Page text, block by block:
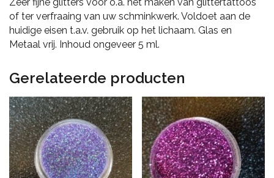
of ter verfraaing van uw schminkwerk. Voldoet aan de
huidige eisen t.a.v. gebruik op het lichaam. Glas en
Metaal vrij. Inhoud ongeveer 5 ml.
Gerelateerde producten